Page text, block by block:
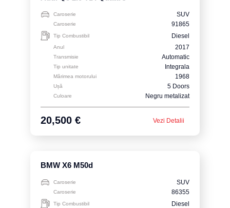
Caroserie SUV
Caroserie 91865
Tip Combustibil Diesel
Anul 2017
Transmisie Automatic
Tip unitate Integrala
Mărimea motorului 1968
Ușă 5 Doors
Culoare Negru metalizat
20,500 € Vezi Detalii
BMW X6 M50d
Caroserie SUV
Caroserie 86355
Tip Combustibil Diesel